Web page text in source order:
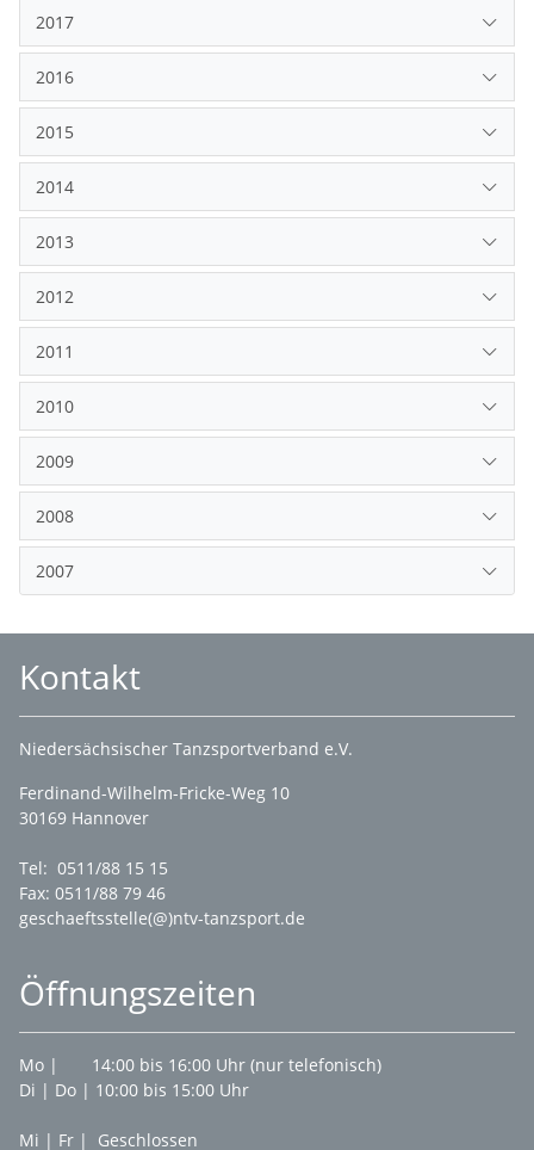
2015
2014
2013
2012
2011
2010
2009
2008
2007
Kontakt
Niedersächsischer Tanzsportverband e.V.
Ferdinand-Wilhelm-Fricke-Weg 10
30169 Hannover
Tel: 0511/88 15 15
Fax: 0511/88 79 46
geschaeftsstelle(@)ntv-tanzsport.de
Öffnungszeiten
Mo | 14:00 bis 16:00 Uhr (nur telefonisch)
Di | Do | 10:00 bis 15:00 Uhr
Mi | Fr | Geschlossen